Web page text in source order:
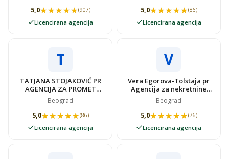
5,0★★★★★
★★★★★(907)
Licencirana agencija
5,0★★★★★
★★★★★(86)
Licencirana agencija
T
TATJANA STOJAKOVIĆ PR
AGENCIJA ZA PROMET
NEKRETNINAMA SUPER
STAN
Beograd
5,0★★★★★
★★★★★(86)
Licencirana agencija
V
Vera Egorova-Tolstaja pr
Agencija za nekretnine
VIDOVSTAN
Beograd
5,0★★★★★
★★★★★(76)
Licencirana agencija